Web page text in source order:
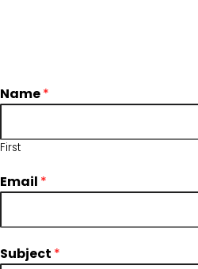
Name*
First
Email *
Subject *